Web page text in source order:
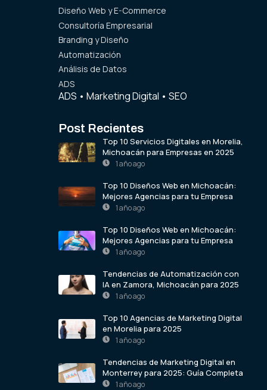
Diseño Web y E-Commerce
Consultoría Empresarial
Branding y Diseño
Automatización
Análisis de Datos
ADS
ADS • Marketing Digital • SEO
Post Recientes
Top 10 Servicios Digitales en Morelia,
Michoacán para Empresas en 2025
1 año ago
Top 10 Diseños Web en Michoacán:
Mejores Agencias para tu Empresa
1 año ago
Top 10 Diseños Web en Michoacán:
Mejores Agencias para tu Empresa
1 año ago
Tendencias de Automatización con
IA en Zamora, Michoacán para 2025
1 año ago
Top 10 Agencias de Marketing Digital
en Morelia para 2025
1 año ago
Tendencias de Marketing Digital en
Monterrey para 2025: Guía Completa
1 año ago